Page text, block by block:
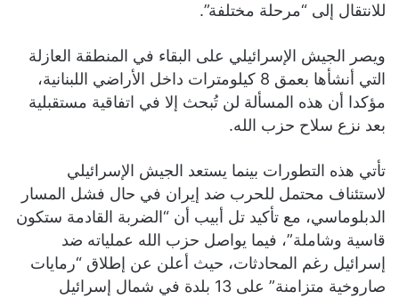
للانتقال إلى “مرحلة مختلفة”.
ويصر الجيش الإسرائيلي على البقاء في المنطقة العازلة
التي أنشأها بعمق 8 كيلومترات داخل الأراضي اللبنانية،
مؤكدا أن هذه المسألة لن تُبحث إلا في اتفاقية مستقبلية
بعد نزع سلاح حزب الله.
تأتي هذه التطورات بينما يستعد الجيش الإسرائيلي
لاستئناف محتمل للحرب ضد إيران في حال فشل المسار
الدبلوماسي، مع تأكيد تل أبيب أن “الضربة القادمة ستكون
قاسية وشاملة”، فيما يواصل حزب الله عملياته ضد
إسرائيل رغم المحادثات، حيث أعلن عن إطلاق “رمايات
صاروخية متزامنة” على 13 بلدة في شمال إسرائيل